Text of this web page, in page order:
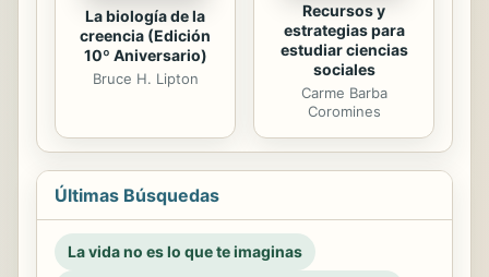
La biología de la
creencia (Edición
10º Aniversario)
Bruce H. Lipton
Recursos y
estrategias para
estudiar ciencias
sociales
Carme Barba
Coromines
Últimas Búsquedas
La vida no es lo que te imaginas